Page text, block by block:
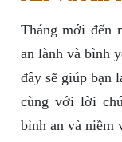
Tháng mới đến
an lành và bình
đây sẽ giúp bạn
cùng với lời
bình an và niềm